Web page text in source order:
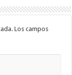
Los campos